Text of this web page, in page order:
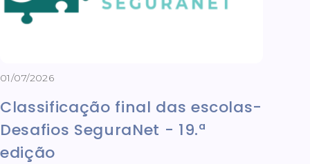
01/07/2026
Classificação final das escolas-
Desafios SeguraNet - 19.ª
edição